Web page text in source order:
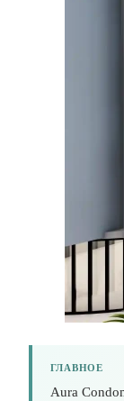
ГЛАВНОЕ
Aura